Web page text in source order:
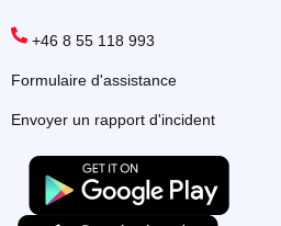
+46 8 55 118 993
Formulaire d'assistance
Envoyer un rapport d'incident